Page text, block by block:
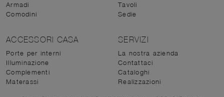
Armadi
Comodini
Tavoli
Sedie
ACCESSORI CASA
Porte per interni
Illuminazione
Complementi
Materassi
SERVIZI
La nostra azienda
Contattaci
Cataloghi
Realizzazioni